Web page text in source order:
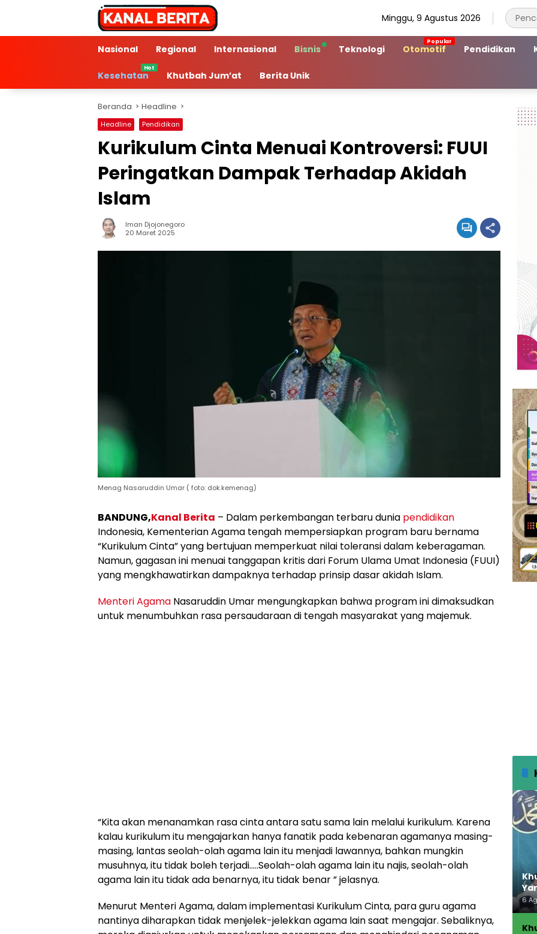
Minggu, 9 Agustus 2026
Nasional Regional Internasional Bisnis Teknologi Otomotif Pendidikan
Kesehatan Khutbah Jum’at Berita Unik
Beranda Headline
Headline Pendidikan
Kurikulum Cinta Menuai Kontroversi: FUUI
Peringatkan Dampak Terhadap Akidah
Islam
Iman Djojonegoro
20 Maret 2025
Menag Nasaruddin Umar ( foto: dok.kemenag)
BANDUNG,Kanal Berita – Dalam perkembangan terbaru dunia pendidikan
Indonesia, Kementerian Agama tengah mempersiapkan program baru bernama
“Kurikulum Cinta” yang bertujuan memperkuat nilai toleransi dalam keberagaman.
Namun, gagasan ini menuai tanggapan kritis dari Forum Ulama Umat Indonesia (FUUI)
yang mengkhawatirkan dampaknya terhadap prinsip dasar akidah Islam.
Menteri Agama Nasaruddin Umar mengungkapkan bahwa program ini dimaksudkan
untuk menumbuhkan rasa persaudaraan di tengah masyarakat yang majemuk.
“Kita akan menanamkan rasa cinta antara satu sama lain melalui kurikulum. Karena
kalau kurikulum itu mengajarkan hanya fanatik pada kebenaran agamanya masing-
masing, lantas seolah-olah agama lain itu menjadi lawannya, bahkan mungkin
musuhnya, itu tidak boleh terjadi…..Seolah-olah agama lain itu najis, seolah-olah
agama lain itu tidak ada benarnya, itu tidak benar ” jelasnya.
Menurut Menteri Agama, dalam implementasi Kurikulum Cinta, para guru agama
nantinya diharapkan tidak menjelek-jelekkan agama lain saat mengajar. Sebaliknya,
6